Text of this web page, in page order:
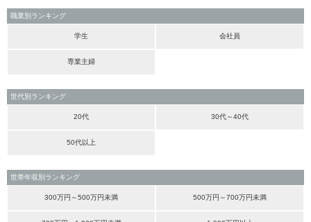
職業別ランキング
学生 会社員
専業主婦
世代別ランキング
20代 30代～40代
50代以上
世帯年収別ランキング
300万円～500万円未満 500万円～700万円未満